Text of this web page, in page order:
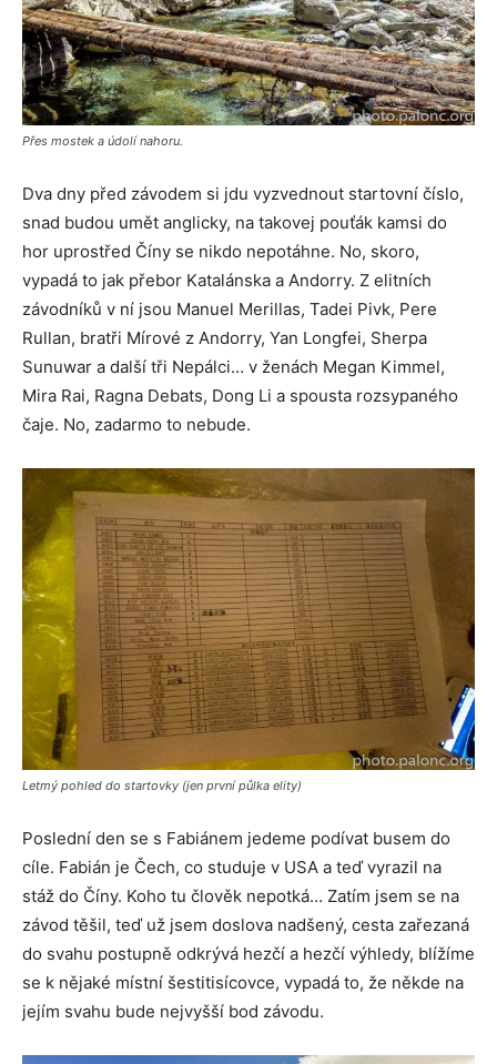
Přes mostek a údolí nahoru.
Dva dny před závodem si jdu vyzvednout startovní číslo,
snad budou umět anglicky, na takovej pouťák kamsi do
hor uprostřed Číny se nikdo nepotáhne. No, skoro,
vypadá to jak přebor Katalánska a Andorry. Z elitních
závodníků v ní jsou Manuel Merillas, Tadei Pivk, Pere
Rullan, bratři Mírové z Andorry, Yan Longfei, Sherpa
Sunuwar a další tři Nepálci… v ženách Megan Kimmel,
Mira Rai, Ragna Debats, Dong Li a spousta rozsypaného
čaje. No, zadarmo to nebude.
Letmý pohled do startovky (jen první půlka elity)
Poslední den se s Fabiánem jedeme podívat busem do
cíle. Fabián je Čech, co studuje v USA a teď vyrazil na
stáž do Číny. Koho tu člověk nepotká… Zatím jsem se na
závod těšil, teď už jsem doslova nadšený, cesta zařezaná
do svahu postupně odkrývá hezčí a hezčí výhledy, blížíme
se k nějaké místní šestitisícovce, vypadá to, že někde na
jejím svahu bude nejvyšší bod závodu.